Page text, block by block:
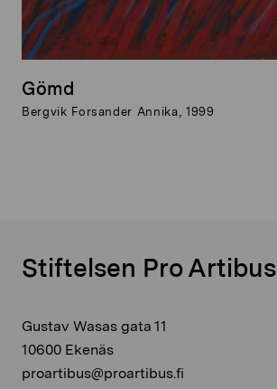
Gömd
Bergvik Forsander Annika, 1999
Stiftelsen Pro Artibus
Gustav Wasas gata 11
10600 Ekenäs
proartibus@proartibus.fi